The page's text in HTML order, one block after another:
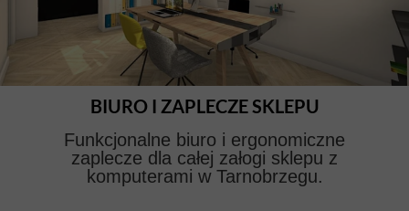
Funkcjonalne biuro i ergonomiczne
zaplecze dla całej załogi sklepu z
komputerami w Tarnobrzegu.
BIURO I ZAPLECZE SKLEPU